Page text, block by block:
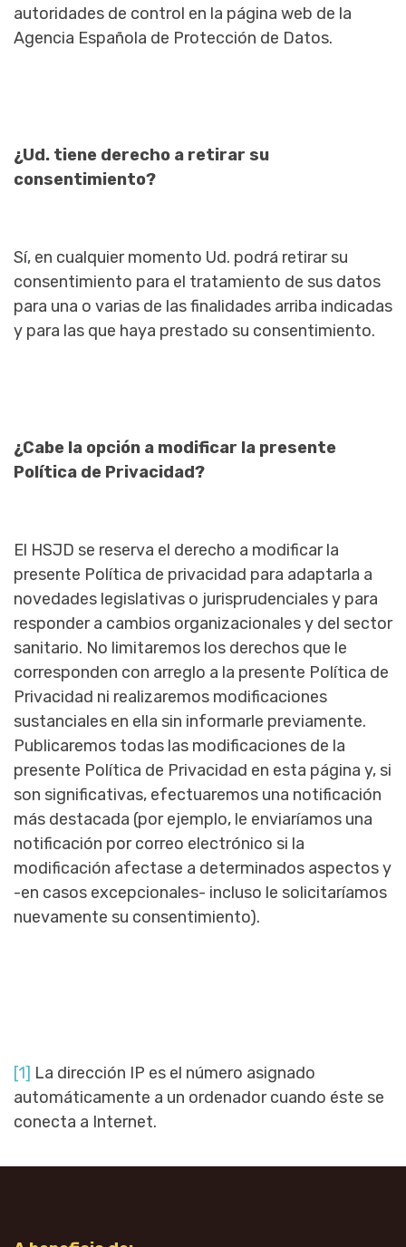
autoridades de control en la página web de la
Agencia Española de Protección de Datos.
¿Ud. tiene derecho a retirar su
consentimiento?
Sí, en cualquier momento Ud. podrá retirar su
consentimiento para el tratamiento de sus datos
para una o varias de las finalidades arriba indicadas
y para las que haya prestado su consentimiento.
¿Cabe la opción a modificar la presente
Política de Privacidad?
El HSJD se reserva el derecho a modificar la
presente Política de privacidad para adaptarla a
novedades legislativas o jurisprudenciales y para
responder a cambios organizacionales y del sector
sanitario. No limitaremos los derechos que le
corresponden con arreglo a la presente Política de
Privacidad ni realizaremos modificaciones
sustanciales en ella sin informarle previamente.
Publicaremos todas las modificaciones de la
presente Política de Privacidad en esta página y, si
son significativas, efectuaremos una notificación
más destacada (por ejemplo, le enviaríamos una
notificación por correo electrónico si la
modificación afectase a determinados aspectos y
-en casos excepcionales- incluso le solicitaríamos
nuevamente su consentimiento).
[1] La dirección IP es el número asignado
automáticamente a un ordenador cuando éste se
conecta a Internet.